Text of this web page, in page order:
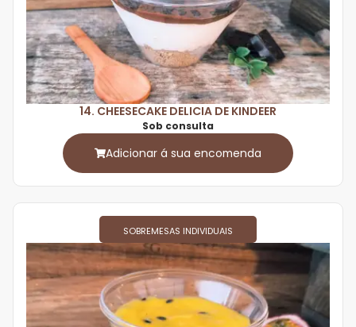
14. CHEESECAKE DELICIA DE KINDEER
Sob consulta
Adicionar á sua encomenda
SOBREMESAS INDIVIDUAIS